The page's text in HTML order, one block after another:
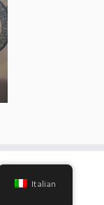
Italian